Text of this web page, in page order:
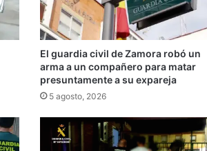
El guardia civil de Zamora robó un
arma a un compañero para matar
presuntamente a su expareja
5 agosto, 2026